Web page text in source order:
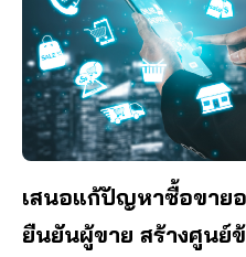
เสนอแก้ปัญหาซื้อขาย
ยืนยันผู้ขาย สร้างศูนย์